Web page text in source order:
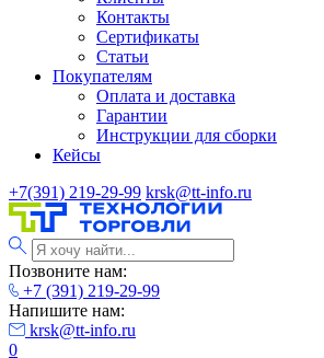
Контакты
Сертификаты
Статьи
Покупателям
Оплата и доставка
Гарантии
Инструкции для сборки
Кейсы
+7(391) 219-29-99 krsk@tt-info.ru
Позвоните нам:
+7 (391) 219-29-99
Напишите нам:
krsk@tt-info.ru
0